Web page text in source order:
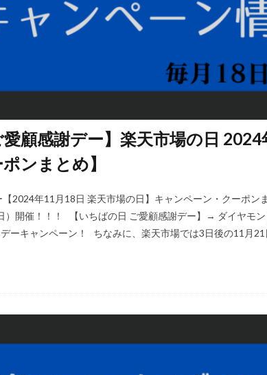
顧感謝デー】楽天市場の日
ンまとめ】
2024年11月18日 楽天市場の日】キャンペーン・クーポ
）開催！！！ 【いちばの日 ご愛顧感謝デー】→ ダイヤモ
ーキャンペーン！ ちなみに、楽天市場では3日後の11月